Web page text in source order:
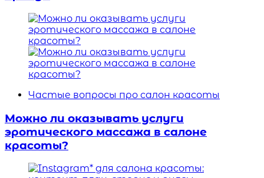
Частые вопросы про салон красоты
Можно ли оказывать услуги
эротического массажа в салоне
красоты?